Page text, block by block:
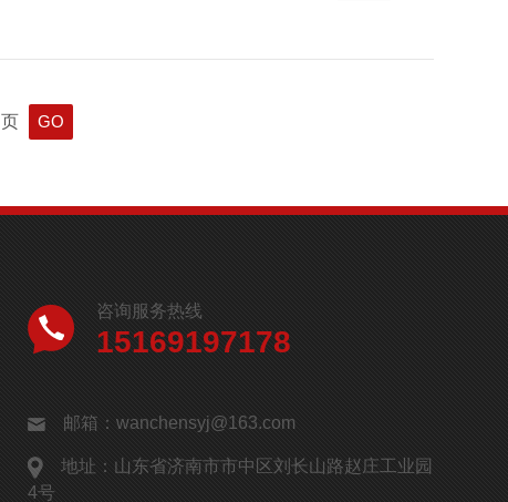
页
咨询服务热线
15169197178
邮箱：wanchensyj@163.com
地址：山东省济南市市中区刘长山路赵庄工业园
4号